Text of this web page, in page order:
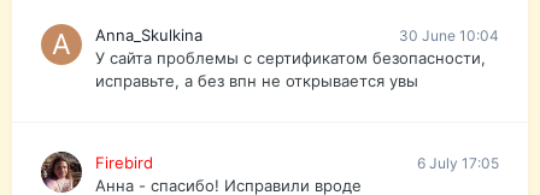
Anna_Skulkina 30 June 10:04
У сайта проблемы с сертификатом безопасности,
исправьте, а без впн не открывается увы
Firebird 6 July 17:05
Анна - спасибо! Исправили вроде